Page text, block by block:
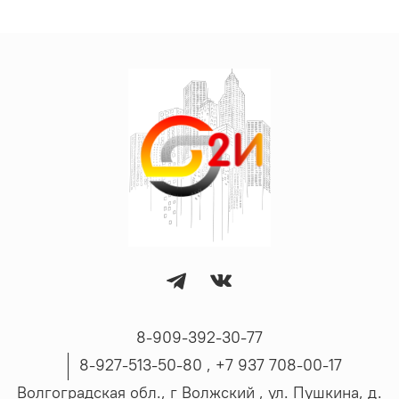
8-909-392-30-77
8-927-513-50-80 , ‪+7 937 708-00-17
Волгоградская обл., г Волжский , ул. Пушкина, д.